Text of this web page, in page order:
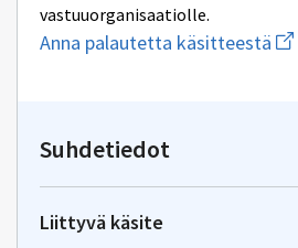
vastuuorganisaatiolle.
Anna palautetta käsitteestä
Suhdetiedot
Liittyvä käsite